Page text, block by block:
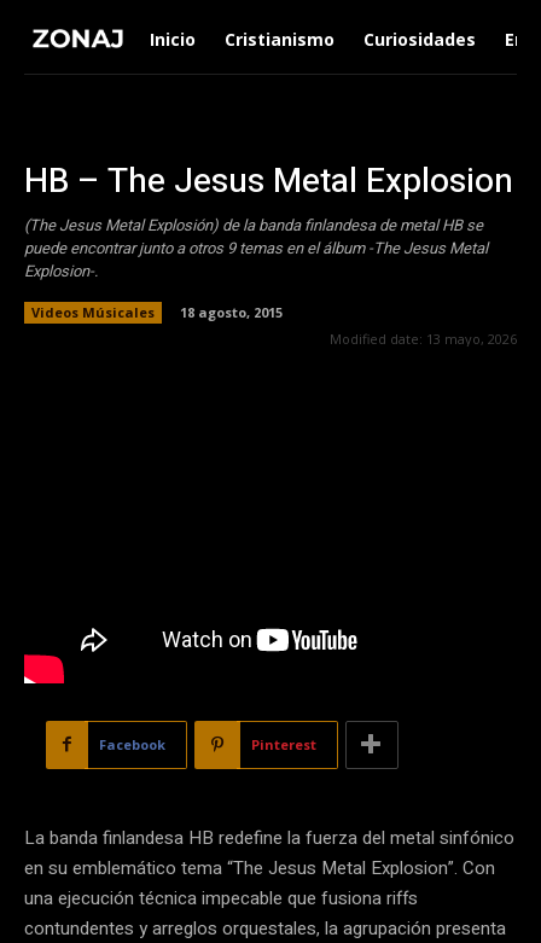
Inicio Cristianismo Curiosidades
HB – The Jesus Metal Explosion
(The Jesus Metal Explosión) de la banda finlandesa de metal HB se
puede encontrar junto a otros 9 temas en el álbum -The Jesus Metal
Explosion-.
Videos Músicales
18 agosto, 2015
Modified date: 13 mayo, 2026
Facebook Pinterest
La banda finlandesa HB redefine la fuerza del metal sinfónico
en su emblemático tema “The Jesus Metal Explosion”. Con
una ejecución técnica impecable que fusiona riffs
contundentes y arreglos orquestales, la agrupación presenta